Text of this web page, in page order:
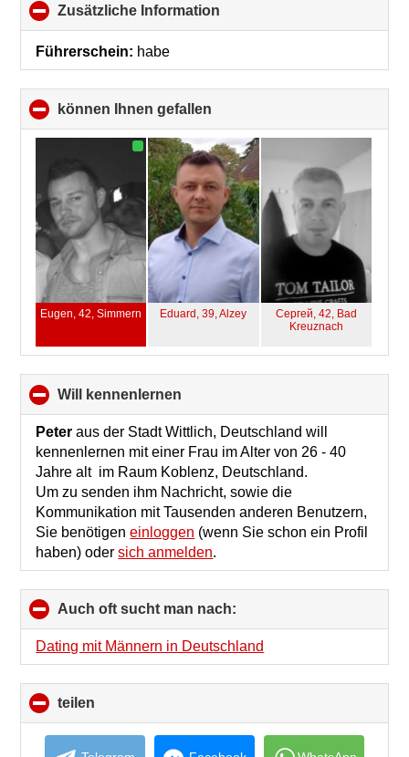
Zusätzliche Information
to
Führerschein: habe
können Ihnen gefallen
to
collapse
contents
Eugen, 42,Simmern Eduard, 39,Alzey Сергей, 42, Bad
Kreuznach
will kennenlernen
to
collapse
contents
Peter aus der Stadt Wittlich, Deutschland will
kennenlernen mit einer Frau im Alter von 26 - 40
Jahre alt im Raum Koblenz, Deutschland.
Um zu senden ihm Nachricht, sowie die
Kommunikation mit Tausenden anderen Benutzern,
Sie benötigeneinloggen (wenn Sie schon ein Profil
haben) odersich anmelden.
Auch oft sucht man nach:
to
collapse
contents
Dating mit Männern in Deutschland
teilen
to
collapse